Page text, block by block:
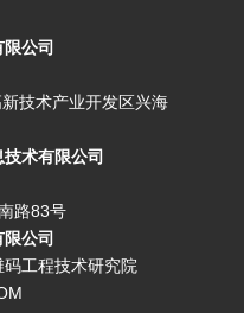
公司
技术产业开发区兴海
术有限公司
路83号
公司
工程技术研究院